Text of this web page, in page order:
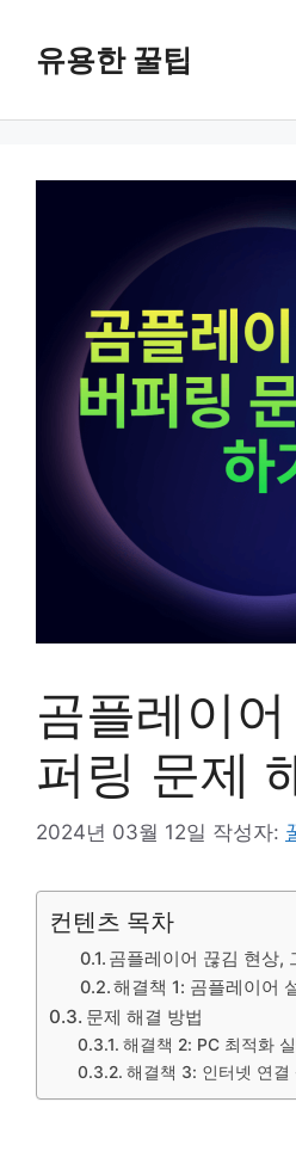
유용한 꿀팁
곰플레이
퍼링 문제
2024년 03월 12일 작성자:
컨텐츠 목차
곰플레이어 끊김 현상,
해결책 1: 곰플레이어
문제 해결 방법
해결책 2: PC 최적화
해결책 3: 인터넷 연결